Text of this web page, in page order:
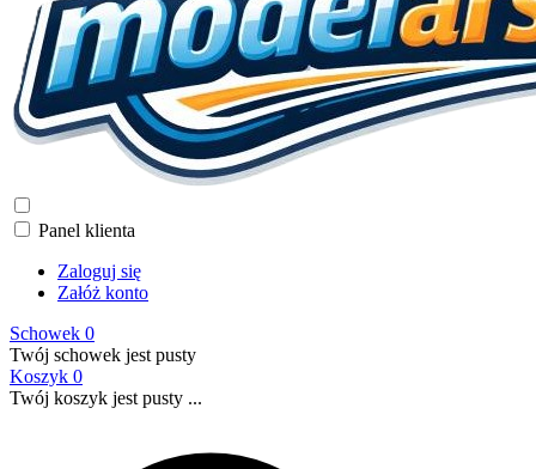
Panel klienta
Zaloguj się
Załóż konto
Schowek 0
Twój schowek jest pusty
Koszyk 0
Twój koszyk jest pusty ...